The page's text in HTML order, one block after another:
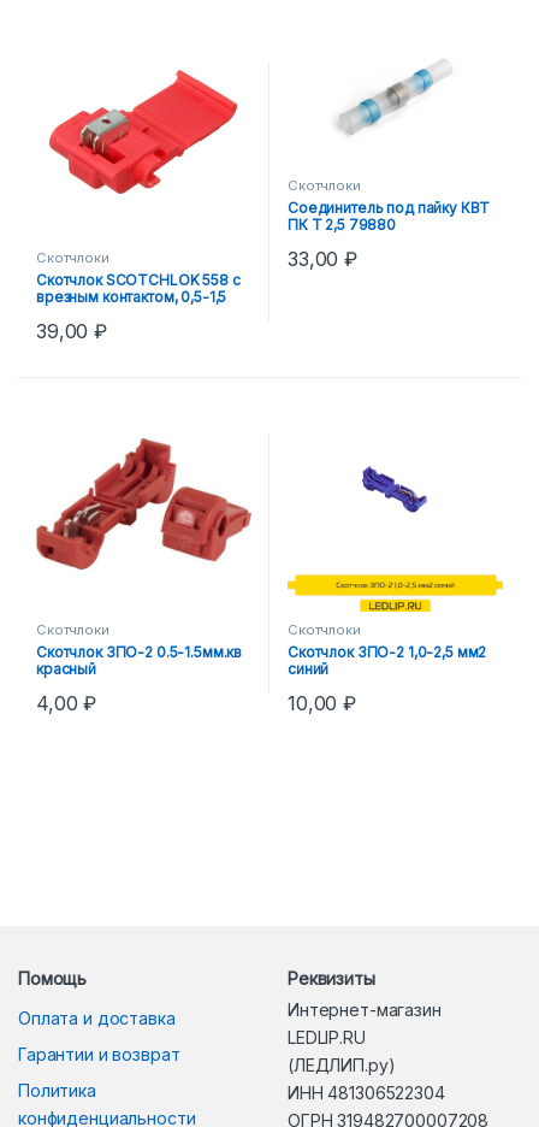
Скотчлоки
Скотчлок SCOTCHLOK 558 с
врезным контактом, 0,5-1,5
39,00₽
Скотчлоки
Соединитель под пайку КВТ
ПК Т 2,5 79880
33,00₽
Скотчлоки
Скотчлок ЗПО-2 0.5-1.5мм.кв
красный
4,00₽
Скотчлоки
Скотчлок ЗПО-2 1,0-2,5 мм2
синий
10,00₽
Помощь
Оплата и доставка
Гарантии и возврат
Политика
конфиденциальности
Реквизиты
Интернет-магазин
LEDLIP.RU
(ЛЕДЛИП.ру)
ИНН 481306522304
ОГРН 319482700007208